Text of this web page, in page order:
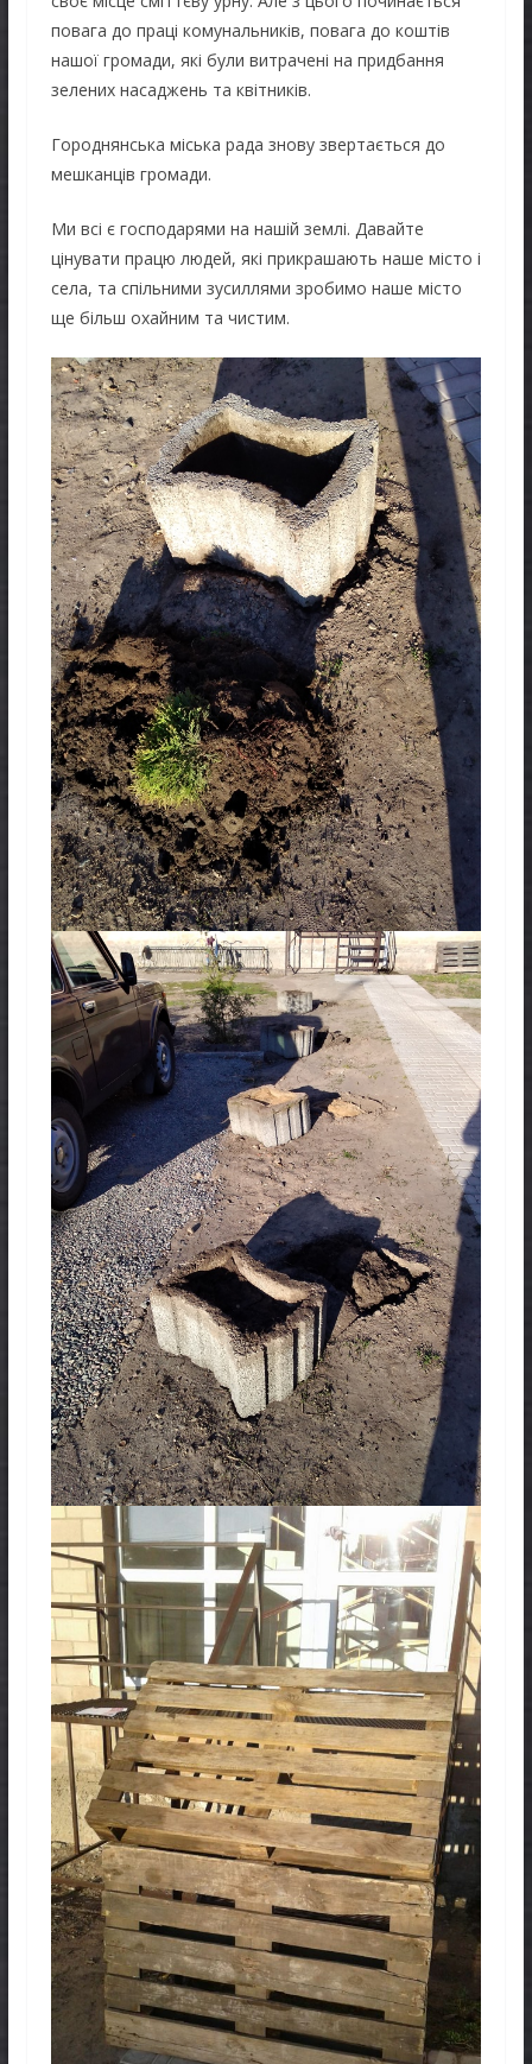
повага до праці комунальників, повага до коштів
нашої громади, які були витрачені на придбання
зелених насаджень та квітників.
Городнянська міська рада знову звертається до
мешканців громади.
Ми всі є господарями на нашій землі. Давайте
цінувати працю людей, які прикрашають наше місто і
села, та спільними зусиллями зробимо наше місто
ще більш охайним та чистим.